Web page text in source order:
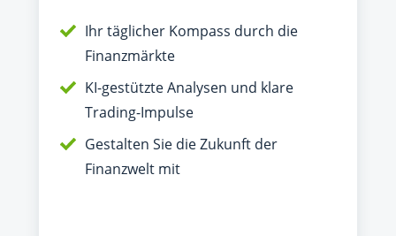
Ihr täglicher Kompass durch die
Finanzmärkte
KI-gestützte Analysen und klare
Trading-Impulse
Gestalten Sie die Zukunft der
Finanzwelt mit